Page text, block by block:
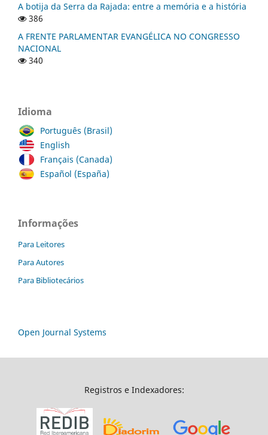
A botija da Serra da Rajada: entre a memória e a história
386
A FRENTE PARLAMENTAR EVANGÉLICA NO CONGRESSO
NACIONAL
340
Idioma
Português (Brasil)
English
Français (Canada)
Español (España)
Informações
Para Leitores
Para Autores
Para Bibliotecários
Open Journal Systems
Registros e Indexadores: